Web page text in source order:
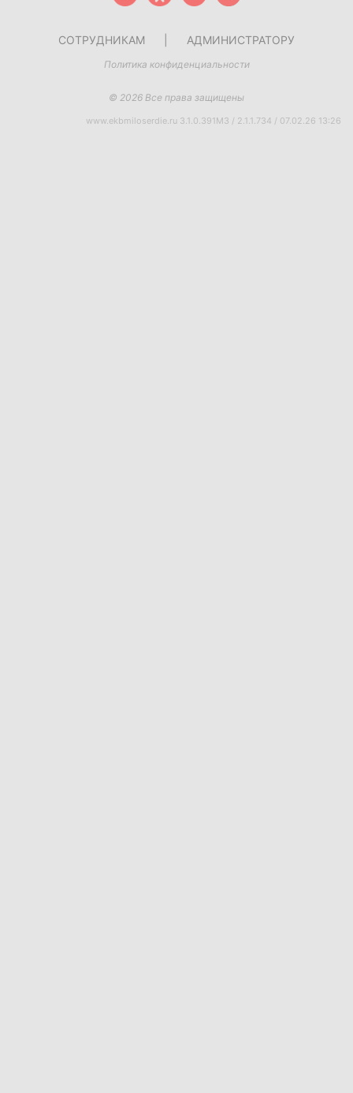
СОТРУДНИКАМ АДМИНИСТРАТОРУ
Политика конфиденциальности
© 2026 Все права защищены
www.ekbmiloserdie.ru 3.1.0.391M3 / 2.1.1.734 / 07.02.26 13:26